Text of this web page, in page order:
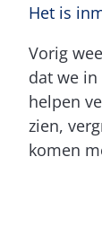
Het is
Vorig
dat we in
helpen
zien,
komen